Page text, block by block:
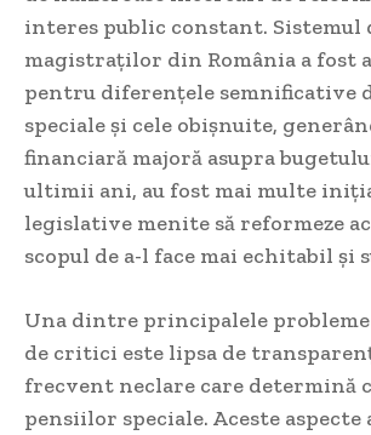
interes public constant. Sistemul
magistraților din România a fost
pentru diferențele semnificative
speciale și cele obișnuite,
financiară majoră asupra
ultimii ani, au fost mai multe
legislative menite să reformeze
scopul de a-l face mai echitabil și
Una dintre principalele
de critici este lipsa de
frecvent neclare care determină
pensiilor speciale. Aceste aspecte